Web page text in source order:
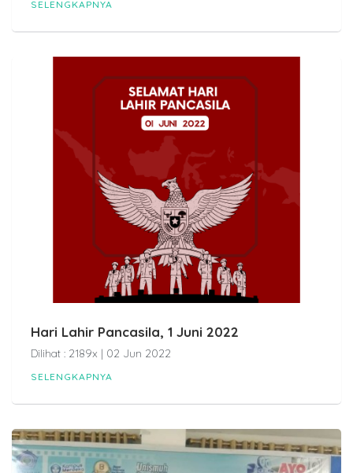
SELENGKAPNYA
Hari Lahir Pancasila, 1 Juni 2022
Dilihat : 2189x | 02 Jun 2022
SELENGKAPNYA